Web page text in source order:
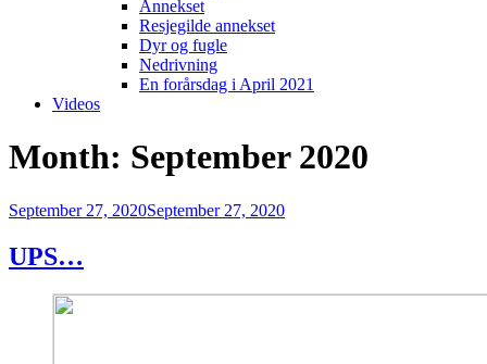
Annekset
Resjegilde annekset
Dyr og fugle
Nedrivning
En forårsdag i April 2021
Videos
Month: September 2020
Posted
September 27, 2020September 27, 2020
UPS…